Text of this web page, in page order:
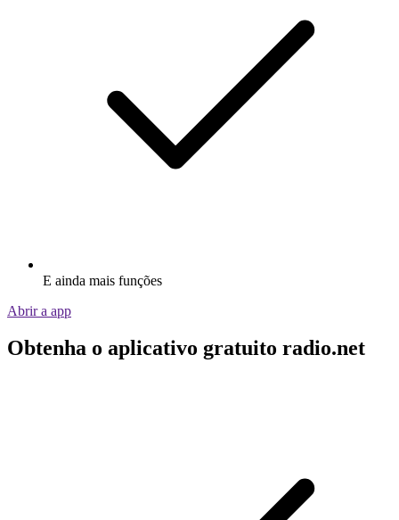
E ainda mais funções
Abrir a app
Obtenha o aplicativo gratuito radio.net